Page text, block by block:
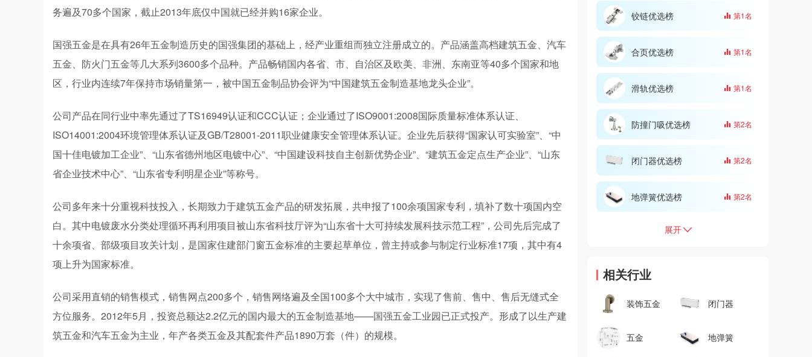
务遍及70多个国家，截止2013年底仅中国就已经并购16家企业。
国强五金是在具有26年五金制造历史的国强集团的基础上，经产业重组而独立注册成立的。产品涵盖高档建筑五金、汽车
五金、防火门五金等几大系列3600多个品种。产品畅销国内各省、市、自治区及欧美、非洲、东南亚等40多个国家和地
区，行业内连续7年保持市场销量第一，被中国五金制品协会评为“中国建筑五金制造基地龙头企业”。
公司产品在同行业中率先通过了TS16949认证和CCC认证；企业通过了ISO9001:2008国际质量标准体系认证、
ISO14001:2004环境管理体系认证及GB/T28001-2011职业健康安全管理体系认证。企业先后获得“国家认可实验室”、“中
国十佳电镀加工企业”、“山东省德州地区电镀中心”、“中国建设科技自主创新优势企业”、“建筑五金定点生产企业”、“山东
省企业技术中心”、“山东省专利明星企业”等称号。
公司多年来十分重视科技投入，长期致力于建筑五金产品的研发拓展，共申报了100余项国家专利，填补了数十项国内空
白。其中电镀废水分类处理循环再利用项目被山东省科技厅评为“山东省十大可持续发展科技示范工程”，公司先后完成了
十余项省、部级项目攻关计划，是国家住建部门窗五金标准的主要起草单位，曾主持或参与制定行业标准17项，其中有4
项上升为国家标准。
公司采用直销的销售模式，销售网点200多个，销售网络遍及全国100多个大中城市，实现了售前、售中、售后无缝式全
方位服务。2012年5月，投资总额达2.2亿元的国内最大的五金制造基地——国强五金工业园已正式投产。形成了以生产建
筑五金和汽车五金为主业，年产各类五金及其配套件产品1890万套（件）的规模。
铰链优选榜 第1名
合页优选榜 第1名
滑轨优选榜 第1名
防撞门吸优选榜 第2名
闭门器优选榜 第2名
地弹簧优选榜 第2名
展开
相关行业
装饰五金 闭门器
五金 地弹簧